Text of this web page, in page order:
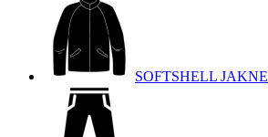
SOFTSHELL JAKNE